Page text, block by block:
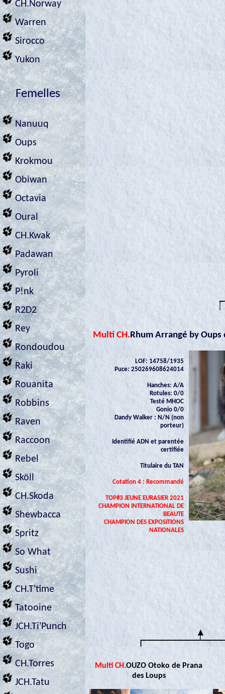
CH.Norway
Warren
Sirocco
Yukon
Femelles
Nanuuq
Oups
Krokmou
Obiwan
Octavia
Oural
CH.Kwak
Padawan
Pyroli
P!nk
R2D2
Rey
Rondoudou
Raki
Rouanita
Robbins
Raven
Raccoon
Rebel
Sköll
CH.Skoda
Shewbacca
Spritz
So What
Sushi
CH.T'time
Tatooine
JCH.Ti'Punch
Togo
CH.Torres
JCH.Tatu
Multi CH.Rhum Arrangé by Oups
LOF: 14758/1935
Puce: 250269608624014
Hanches: A/A
Rotules: 0/0
Testé MHOC
Gonio 0/0
Dandy Walker : N/N (non
porteur)
Identifié ADN et parentée
certifiée
Titulaire du TAN
Cotation 4 : Recommandé
TOP#3 JEUNE EURASIER 2021
CHAMPION INTERNATIONAL DE
BEAUTE
CHAMPION DES EXPOSITIONS
NATIONALES
Multi CH.OUZO Otoko de Prana
des Loups